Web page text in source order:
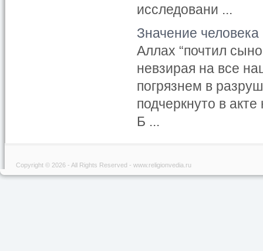
исследовани ...
Значение
Аллах “почтил
невзирая на все
погрязнем в
подчеркнуто в
Б ...
Copyright © 2026 - All Rights Reserved - www.religionvedia.ru